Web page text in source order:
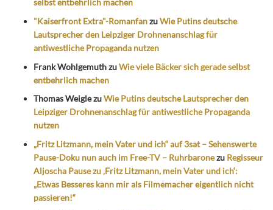
selbst entbehrlich machen
"Kaiserfront Extra"-RomanfanzuWie Putins deutsche
Lautsprecher den Leipziger Drohnenanschlag für
antiwestliche Propaganda nutzen
Frank WohlgemuthzuWie viele Bäcker sich gerade selbst
entbehrlich machen
Thomas WeiglezuWie Putins deutsche Lautsprecher den
Leipziger Drohnenanschlag für antiwestliche Propaganda
nutzen
„Fritz Litzmann, mein Vater und ich“ auf 3sat – Sehenswerte
Pause-Doku nun auch im Free-TV – Ruhrbaronezu Regisseur
Aljoscha Pause zu ‚Fritz Litzmann, mein Vater und ich‘:
„Etwas Besseres kann mir als Filmemacher eigentlich nicht
passieren!“